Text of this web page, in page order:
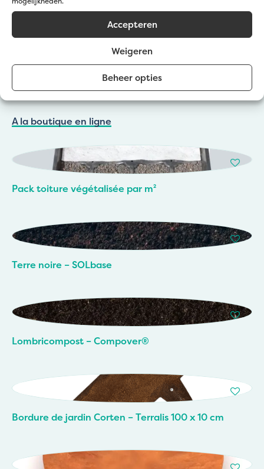
Accepteren
Weigeren
Beheer opties
Produits en rapport avec
cet article
A la boutique en ligne
Pack toiture végétalisée par m²
Terre noire – SOLbase
Lombricompost – Compover®
Bordure de jardin Corten – Terralis 100 x 10 cm